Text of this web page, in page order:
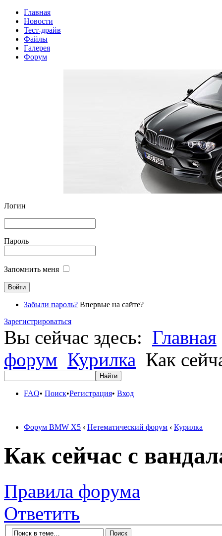
Главная
Новости
Тест-драйв
Файлы
Галерея
Форум
Логин
Пароль
Запомнить меня
Забыли пароль? Впервые на сайте?
Зарегистрироваться
Вы сейчас здесь: Главная
форум Курилка Как
FAQ• Поиск•Регистрация• Вход
Форум BMW X5 ‹ Нетематический форум ‹ Курилка
Как сейчас с
Правила форума
Ответить